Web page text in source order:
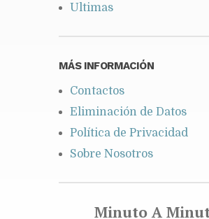
Ultimas
MÁS INFORMACIÓN
Contactos
Eliminación de Datos
Política de Privacidad
Sobre Nosotros
Minuto A